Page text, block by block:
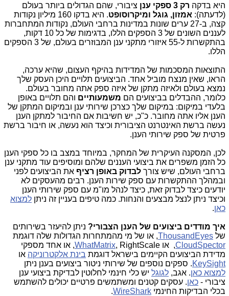
היא בדקה רק 3 ספקי ענן
ציבורי, שהם הגדולים ביותר בעולם
(לדעתה): אמזון, גוגל ומיקרוסופט
. היא בדקו 160 מיליון נקודות
קצה, ב-27 ערים שונות במדינות ברחבי העולם, נקודות המתחברות
לעננים השונים של 3 הספקים הללו, בדגימות של כל 10 דקות,
בהתקשרות ל-55 איזורי מתקני ענן המבוזרים בעולם, של 3 הספקים
הללו.
התוצאות המסכמות של המדידות בהיקף העצום, שהיא ערכה,
הראו, שאין מנצח מוביל אחד. הביצועים תלויים היכן העסק שלך
נמצא בעולם ולאיזה מתקן של איזה ספק אתה מחובר בעולם.
כלומר, ההבדלים בביצועים הם משמעותיים והם תלויים באופן
בלעדי במיקום: במיקום שלך כצרכן שירותי ענן ובמיקום המתקן של
הענן אליו אתה מחובר. כ"כ, יש חשיבות אם החיבור למתקן הענן
נעשה ברשת האינטרנט הציבורית וכיצד הוא נעשה, או חיבור ברשת
פרטית של ספק שירותי הענן.
לכן, המסקנה העיקרית של המחקר, במיוחד במצב בו כל ספקי הענן
כל הזמן משפרים את ביצועי העננים שלהם ומוסיפים עוד מתקני ענן
ברחבי העולם, שיש צורך לבדוק באופן רציף את הביצועים לפני
ובמהלך ההתקשרות עם ספק שירות הענן. רבים מהעסקים לא
יודעים כיצד לבדוק זאת, כיצד לנהל מו"מ עם ספק שירותי הענן
וכיצד ניתן לנצל מבצעים והנחות. כמה טיפים בעניין זה ניתן למצוא
כאן.
איך מודדים ביצועים של הענן הצבורי? ניתן להיעזר בשירותים
של ThousandEyes, או של מי מהמתחרות הגדולות שלה דוגמת
CloudSpector, או WhatMatrix, RightScale, או אחד מספקי
מדידת הביצועים הקיימים בישראל דוגמת בינת אלקטרוניקה או
KeySight. ספקים נוספים של שירותי ניטור ביצועים בענן ניתן
למצוא כאן. אגב, לגוגל יש כלי חינמי לחלוטין לבדיקת ביצועי ענן
ציבורי - כאן. עסקים קטנים ומשתמשים פרטיים יכולים להשתמש
בכלי הבדיקות החינמי WireShark
.